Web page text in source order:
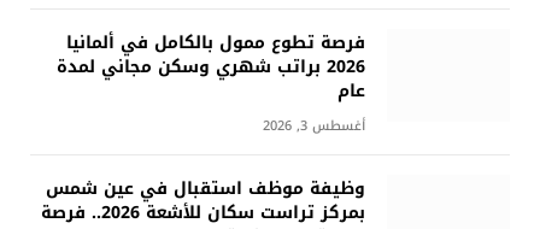
فرصة تطوع ممول بالكامل في ألمانيا
2026 براتب شهري وسكن مجاني لمدة
عام
أغسطس 3, 2026
وظيفة موظف استقبال في عين شمس
بمركز تراست سكان للأشعة 2026.. فرصة